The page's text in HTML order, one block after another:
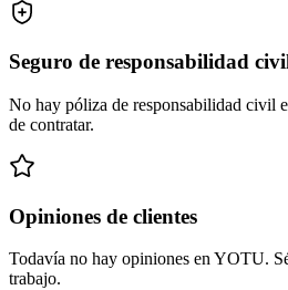
Seguro de responsabilidad
No hay póliza de responsabilidad civil
de contratar.
Opiniones de clientes
Todavía no hay opiniones en YOTU.
trabajo.